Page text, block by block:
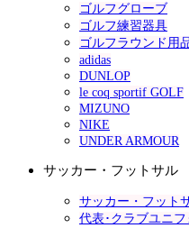
ゴルフグローブ
ゴルフ練習器具
ゴルフラウンド用
adidas
DUNLOP
le coq sportif GOLF
MIZUNO
NIKE
UNDER ARMOUR
サッカー・フットサル
サッカー・フット
代表･クラブユニフ